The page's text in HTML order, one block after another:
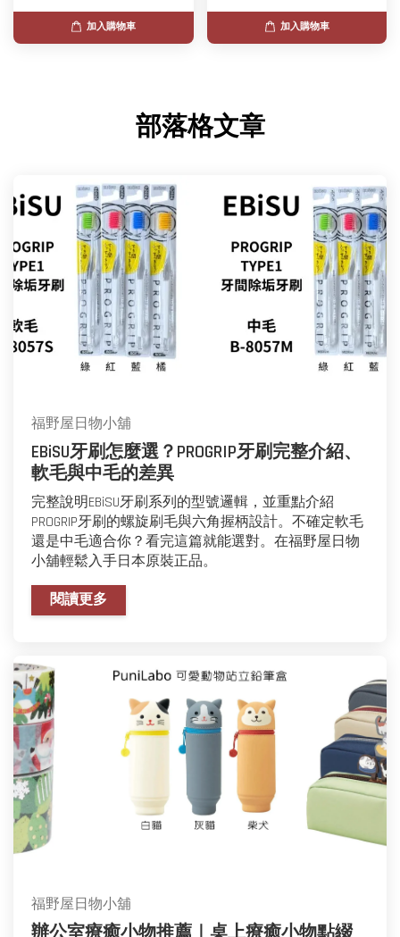
加入購物車 加入購物車
部落格文章
福野屋日物小舖
EBiSU牙刷怎麼選？PROGRIP牙刷完整介紹、
軟毛與中毛的差異
完整說明EBiSU牙刷系列的型號邏輯，並重點介紹
PROGRIP牙刷的螺旋刷毛與六角握柄設計。不確定軟毛
還是中毛適合你？看完這篇就能選對。在福野屋日物
小舖輕鬆入手日本原裝正品。
閱讀更多
福野屋日物小舖
辦公室療癒小物推薦｜桌上療癒小物點綴